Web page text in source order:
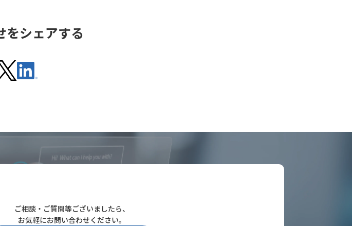
をシェアする
ご相談・ご質問等ございましたら、
お気軽にお問い合わせください。